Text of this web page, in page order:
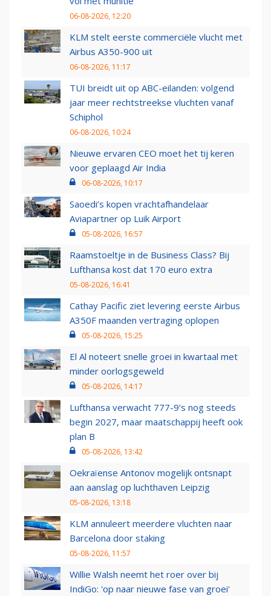
06-08-2026, 12:20
KLM stelt eerste commerciële vlucht met
Airbus A350-900 uit
06-08-2026, 11:17
TUI breidt uit op ABC-eilanden: volgend
jaar meer rechtstreekse vluchten vanaf
Schiphol
06-08-2026, 10:24
Nieuwe ervaren CEO moet het tij keren
voor geplaagd Air India
06-08-2026, 10:17
Saoedi’s kopen vrachtafhandelaar
Aviapartner op Luik Airport
05-08-2026, 16:57
Raamstoeltje in de Business Class? Bij
Lufthansa kost dat 170 euro extra
05-08-2026, 16:41
Cathay Pacific ziet levering eerste Airbus
A350F maanden vertraging oplopen
05-08-2026, 15:25
El Al noteert snelle groei in kwartaal met
minder oorlogsgeweld
05-08-2026, 14:17
Lufthansa verwacht 777-9’s nog steeds
begin 2027, maar maatschappij heeft ook
plan B
05-08-2026, 13:42
Oekraïense Antonov mogelijk ontsnapt
aan aanslag op luchthaven Leipzig
05-08-2026, 13:18
KLM annuleert meerdere vluchten naar
Barcelona door staking
05-08-2026, 11:57
Willie Walsh neemt het roer over bij
IndiGo: 'op naar nieuwe fase van groei'